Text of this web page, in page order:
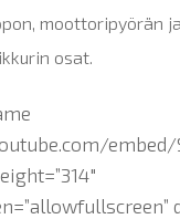
moottoripyörän
osat.
embed/